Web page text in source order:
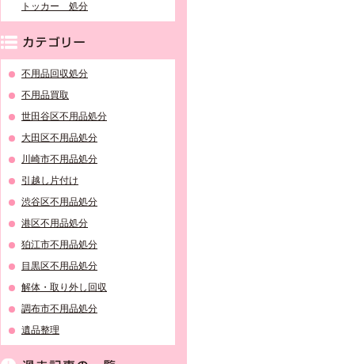
トッカー 処分
不用品回収処分
不用品買取
世田谷区不用品処分
大田区不用品処分
川崎市不用品処分
引越し片付け
渋谷区不用品処分
港区不用品処分
狛江市不用品処分
目黒区不用品処分
解体・取り外し回収
調布市不用品処分
遺品整理